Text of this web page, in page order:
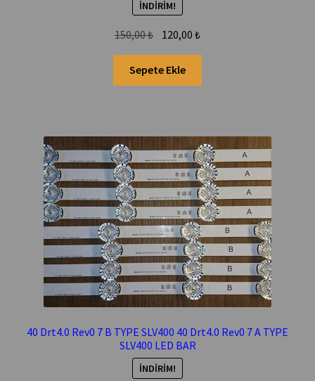
İNDIRIM!
150,00₺ Orijinal
150,00 ₺.
120,00₺Şu
120,00 ₺.
Sepete Ekle
40 Drt4.0 Rev0 7 B TYPE SLV400 40 Drt4.0 Rev0 7 A TYPE
SLV400 LED BAR
İNDIRIM!